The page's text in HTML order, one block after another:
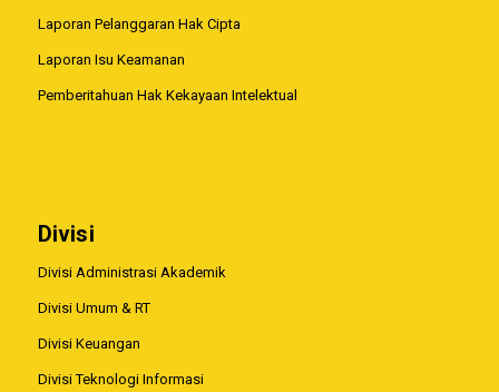
Laporan Pelanggaran Hak Cipta
Laporan Isu Keamanan
Pemberitahuan Hak Kekayaan Intelektual
Divisi
Divisi Administrasi Akademik
Divisi Umum & RT
Divisi Keuangan
Divisi Teknologi Informasi